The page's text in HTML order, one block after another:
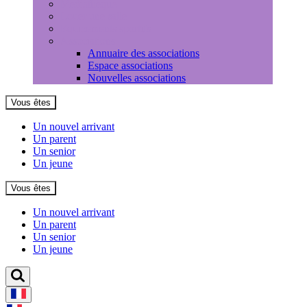
Annuaire des associations
Espace associations
Nouvelles associations
Vous êtes
Un nouvel arrivant
Un parent
Un senior
Un jeune
Vous êtes
Un nouvel arrivant
Un parent
Un senior
Un jeune